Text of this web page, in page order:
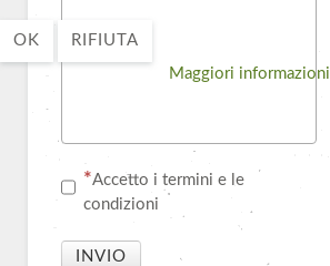
Accetto i termini e le
condizioni
INVIO
OK
RIFIUTA
Maggiori informazioni